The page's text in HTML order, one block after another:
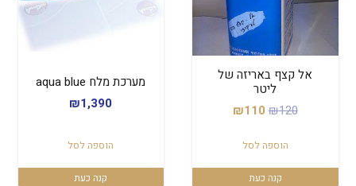
אל קצף באריזה של
ליטר
₪120
המחיר
היה:
₪120.
₪110
₪110.
הוספה לסל
קנה כעת
מערכת מלח aqua blue
₪1,390
הוספה לסל
קנה כעת